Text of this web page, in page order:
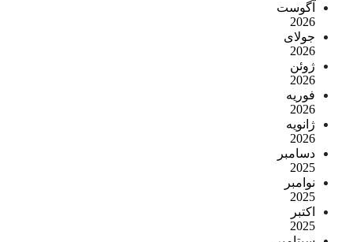
آگوست
2026
جولای
2026
ژوئن
2026
فوریه
2026
ژانویه
2026
دسامبر
2025
نوامبر
2025
اکتبر
2025